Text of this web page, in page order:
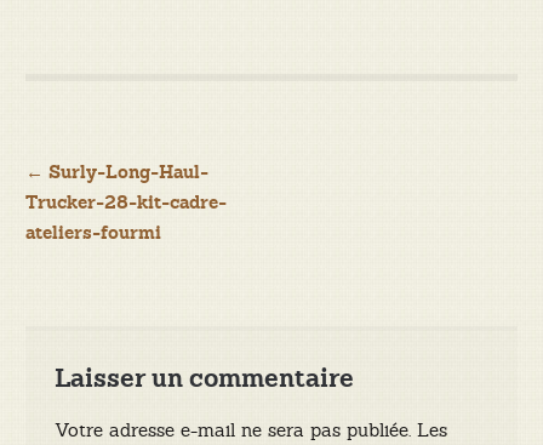
Navigation
de
← Surly-Long-Haul-
Trucker-28-kit-cadre-
ateliers-fourmi
Laisser un commentaire
Votre adresse e-mail ne sera pas publiée. Les